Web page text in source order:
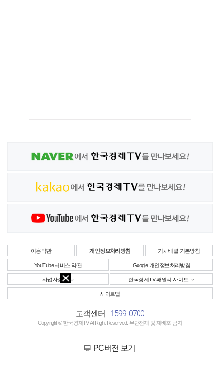
이용약관 개인정보처리방침 기사배열 기본방침
YouTube 서비스 약관 Google 개인정보처리방침
사업자정보 한국경제TV 패밀리 사이트
사이트맵
고객센터 1599-0700
Copyright © 한국경제TV All Right Reserved. 무단전재 및 재배포 금지
PC버전 보기